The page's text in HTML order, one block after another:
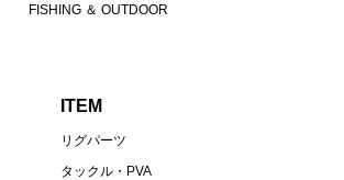
FISHING ＆ OUTDOOR
ITEM
リグパーツ
タックル・PVA